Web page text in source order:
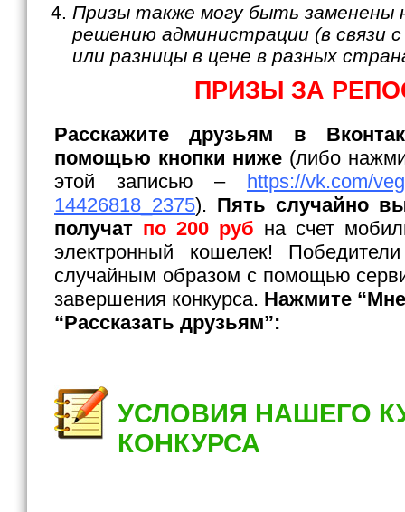
Призы также могу быть заменены
решению администрации (в связи
или разницы в цене в разных
ПРИЗЫ ЗА
Расскажите друзьям в
помощью кнопки ниже (либо
этой записью – https://vk.com/
14426818_2375). Пять случайно
получат по 200 руб на счет
электронный кошелек!
случайным образом с помощью
завершения конкурса. Нажмите
“Рассказать друзьям”:
УСЛОВИЯ НАШЕГО
КОНКУРСА